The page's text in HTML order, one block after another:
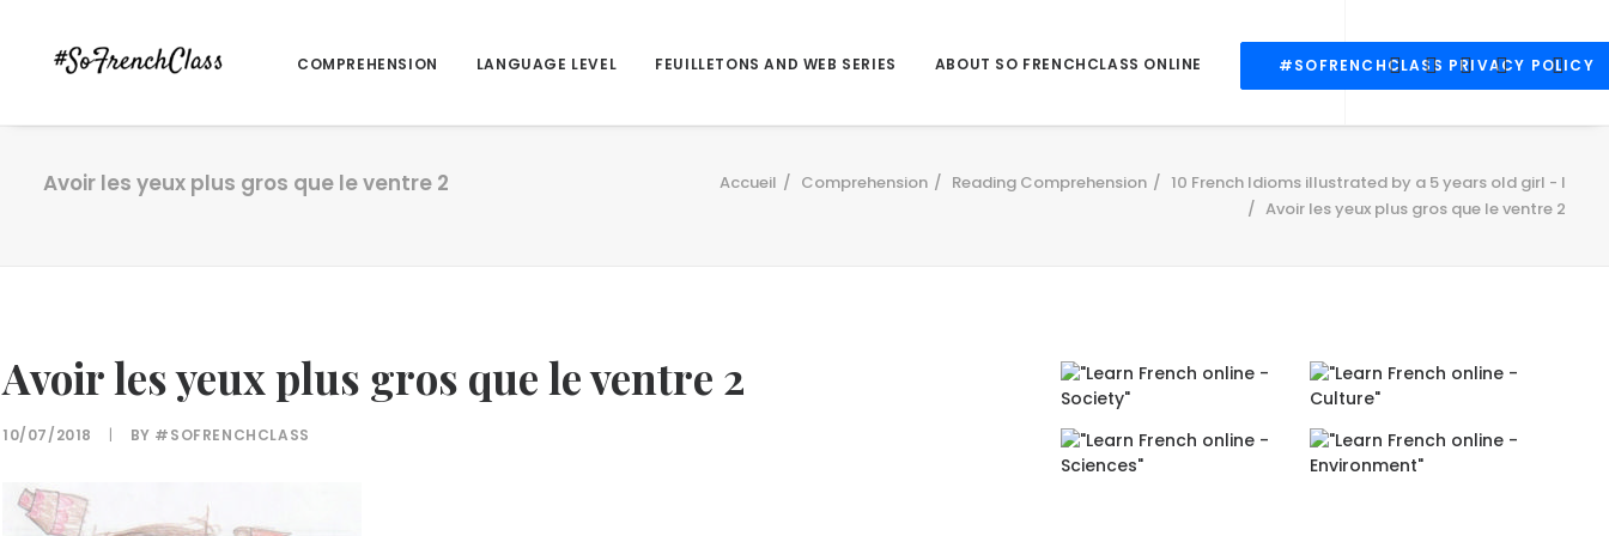
COMPREHENSION LANGUAGE LEVEL FEUILLETONS AND WEB SERIES ABOUT SO FRENCHCLASS ONLINE #SOFRENCHCLASS PRIVACY POLICY
Avoir les yeux plus gros que le ventre 2 Accueil Comprehension Reading Comprehension
10 French Idioms illustrated by a 5 years old girl - I
Avoir les yeux plus gros que le ventre 2
Avoir les yeux plus gros que le ventre 2
10/07/2018 | BY #SOFRENCHCLASS